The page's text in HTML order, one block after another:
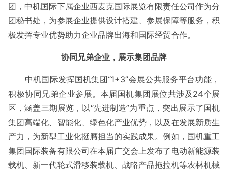
团，中机国际下属企业西麦克国际展览有限责任公司作为分
团秘书处，为参展企业提供设计搭建、参展保障等服务，积
极发挥专业优势助力企业品牌出海和国际经贸合作。
协同兄弟企业，展示集团品牌
中机国际发挥国机集团“1+3”会展公共服务平台功能，
积极协同兄弟企业参展。本届国机集团展位共涉及24个展
区，涵盖三期展览，以“先进制造”为重点，突出展示了国机
集团高端化、智能化、绿色化产业优势，以及在发展新质生
产力，为新型工业化挺膺担当的实践成果。例如，国机重工
集团国际装备有限公司在本届广交会上发布了电动新能源装
载机、新一代轮式滑移装载机、战略产品拖拉机等农林机械